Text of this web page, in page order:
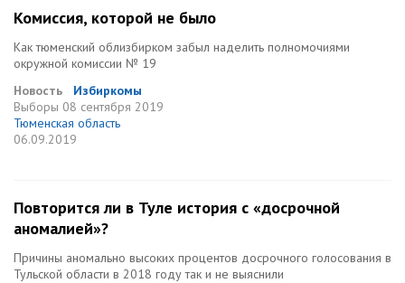
Комиссия, которой не было
Как тюменский облизбирком забыл наделить полномочиями
окружной комиссии № 19
Новость
Избиркомы
Выборы 08 сентября 2019
Тюменская область
06.09.2019
Повторится ли в Туле история с «досрочной
аномалией»?
Причины аномально высоких процентов досрочного голосования в
Тульской области в 2018 году так и не выяснили